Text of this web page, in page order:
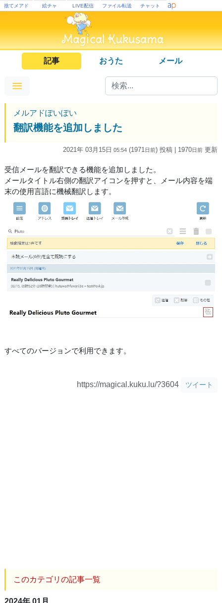
捨てメアド 絵チャ LIVE配信 ファイル転送 チャット
記事 おうた メール
メルアドぽいぽい
翻訳機能を追加しました
2021年 03月15日 05:54 (1971 日前) 投稿 | 1970日前 更新
受信メールを翻訳できる機能を追加しました。
メールタイトル右側の翻訳アイコンを押すと、メール内容を端
末の使用言語に機械翻訳します。
すべてのバージョンで利用できます。
https://magical.kuku.lu/?3604 ツイート
このカテゴリの記事一覧